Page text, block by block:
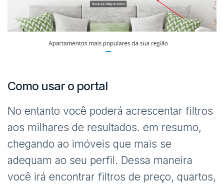
Como usar o portal
No entanto você poderá acrescentar filtros
aos milhares de resultados. em resumo,
chegando ao imóveis que mais se
adequam ao seu perfil. Dessa maneira
você irá encontrar filtros de preço, quartos,